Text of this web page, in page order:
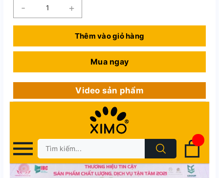
- +
Thêm vào giỏ hàng
Mua ngay
Video sản phẩm